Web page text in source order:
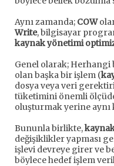
Aynı zamanda; COW
Write, bilgisayar
kaynak yönetimi
Genel olarak; Herhangi
olan başka bir işlem (
dosya veya veri
tüketimini önemli
oluşturmak yerine aynı
Bununla birlikte,
değişiklikler yapması
işlevi devreye girer ve
böylece hedef işlem